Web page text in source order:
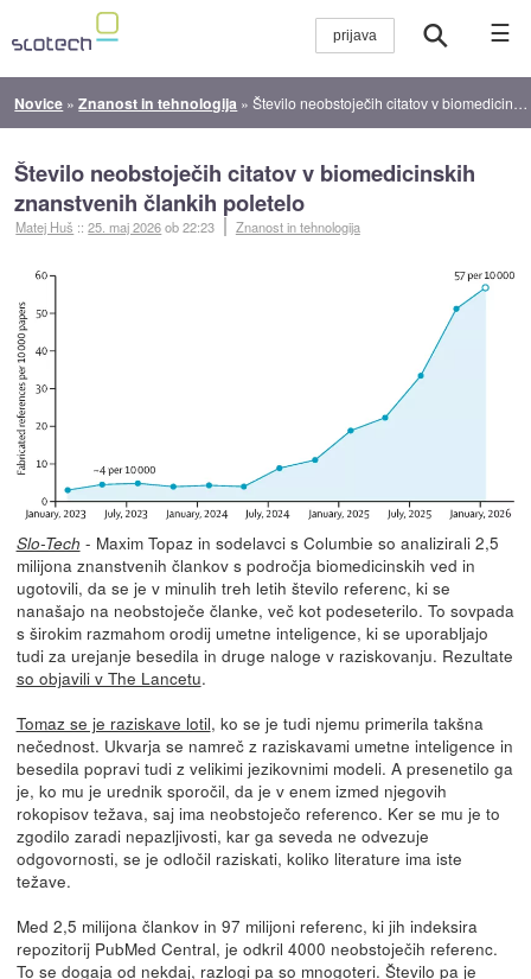
☰
Novice »Znanost in tehnologija »Število neobstoječih citatov v biomedicinskih znanstvenih člankih poletelo
Število neobstoječih citatov v biomedicinskih
znanstvenih člankih poletelo
Matej Huš ::25. maj 2026ob 22:23 Znanost in tehnologija
Slo-Tech - Maxim Topaz in sodelavci s Columbie so analizirali 2,5
milijona znanstvenih člankov s področja biomedicinskih ved in
ugotovili, da se je v minulih treh letih število referenc, ki se
nanašajo na neobstoječe članke, več kot podeseterilo. To sovpada
s širokim razmahom orodij umetne inteligence, ki se uporabljajo
tudi za urejanje besedila in druge naloge v raziskovanju. Rezultate
so objavili v The Lancetu.
Tomaz se je raziskave lotil, ko se je tudi njemu primerila takšna
nečednost. Ukvarja se namreč z raziskavami umetne inteligence in
besedila popravi tudi z velikimi jezikovnimi modeli. A presenetilo ga
je, ko mu je urednik sporočil, da je v enem izmed njegovih
rokopisov težava, saj ima neobstoječo referenco. Ker se mu je to
zgodilo zaradi nepazljivosti, kar ga seveda ne odvezuje
odgovornosti, se je odločil raziskati, koliko literature ima iste
težave.
Med 2,5 milijona člankov in 97 milijoni referenc, ki jih indeksira
repozitorij PubMed Central, je odkril 4000 neobstoječih referenc.
To se dogaja od nekdaj, razlogi pa so mnogoteri. Število pa je